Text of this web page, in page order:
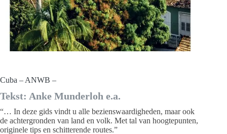
Cuba – ANWB –
Tekst: Anke Munderloh e.a.
“… In deze gids vindt u alle bezienswaardigheden, maar ook
de achtergronden van land en volk. Met tal van hoogtepunten,
originele tips en schitterende routes.”